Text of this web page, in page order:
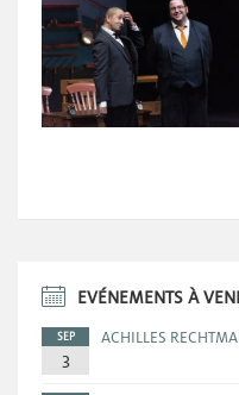
EVÉNEMENTS À
SEP
3
ACHILLES